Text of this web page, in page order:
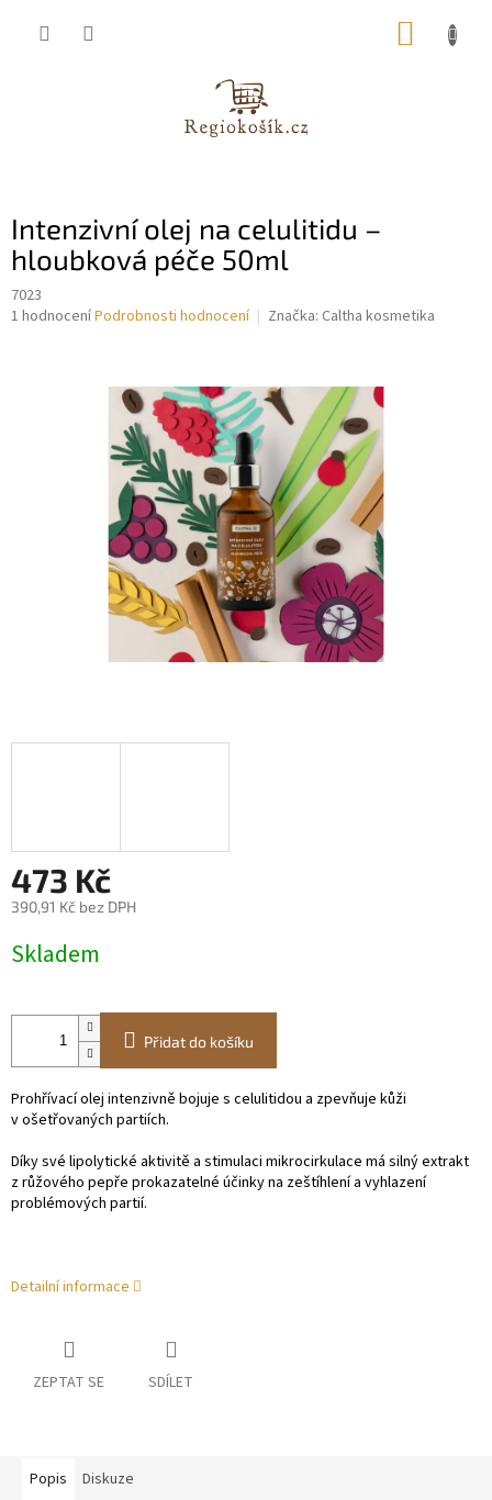
Intenzivní olej na celulitidu –
hloubková péče 50ml
7023
Průměrné
1 hodnoceníPodrobnosti hodnocení Značka: Caltha kosmetika
473 Kč
390,91 Kč bez DPH
cena:
Skladem
Přidat do košíku
Prohřívací olej intenzivně bojuje s celulitidou a zpevňuje kůži
v ošetřovaných partiích.
Díky své lipolytické aktivitě a stimulaci mikrocirkulace má silný extrakt
z růžového pepře prokazatelné účinky na zeštíhlení a vyhlazení
problémových partií.
Detailní informace
ZEPTAT SE SDÍLET
Popis Diskuze